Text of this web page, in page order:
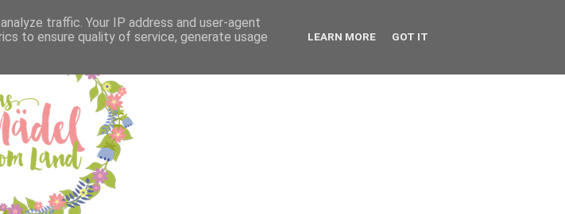
traffic. Your IP address and user-agent
to ensure quality of service, generate usage
LEARN MORE GOT IT